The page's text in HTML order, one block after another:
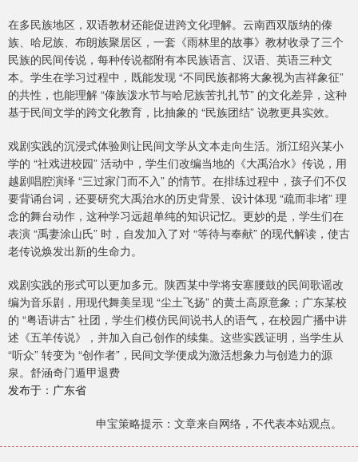
在多民族地区，双语教材还能促进跨文化理解。云南西双版纳的傣
族、哈尼族、布朗族聚居区，一套《雨林里的故事》教材收录了三个
民族的民间传说，每种传说都附有本民族语言、汉语、英语三种文
本。学生在学习过程中，既能发现 “不同民族都将大象视为吉祥象征”
的共性，也能理解 “傣族泼水节与哈尼族苦扎扎节” 的文化差异，这种
基于民间文学的跨文化教育，比抽象的 “民族团结” 说教更具实效。
戏剧实践的沉浸式体验则让民间文学从文本走向生活。浙江绍兴某小
学的 “社戏进校园” 活动中，学生们改编当地的《大禹治水》传说，用
越剧唱腔演绎 “三过家门而不入” 的情节。在排练过程中，孩子们不仅
要背诵台词，还要研究大禹治水的历史背景、设计体现 “疏而非堵” 理
念的舞台动作，这种学习远超单纯的知识记忆。更妙的是，学生们在
表演 “禹妻涂山氏” 时，自发加入了对 “等待与奉献” 的现代解读，使古
老传说焕发出新的生命力。
戏剧实践的形式可以更加多元。陕西某中学将安塞腰鼓的民间歌谣改
编为音乐剧，用现代舞美呈现 “尘土飞扬” 的黄土高原意象；广东某校
的 “粤语讲古” 社团，学生们模仿民间说书人的语气，在校园广播中讲
述《五羊传说》，并加入自己创作的续集。这些实践证明，当学生从
“听众” 转变为 “创作者”，民间文学便成为激活想象力与创造力的源
泉。舒涵奇门遁甲退费
发布于：广东省
申宝策略提示：文章来自网络，不代表本站观点。